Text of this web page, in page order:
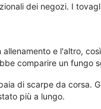
dei negozi. I
e l'altro,
comparire un fungo
di scarpe da corsa.
più a lungo.